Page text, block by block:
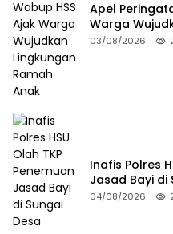
Apel
Warga
03/08/2026
Inafis Polres
Jasad Bayi di
04/08/2026